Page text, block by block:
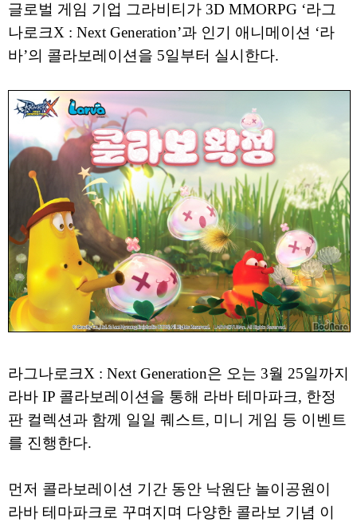
글로벌 게임 기업 그라비티가 3D MMORPG ‘라그
나로크X : Next Generation’과 인기 애니메이션 ‘라
바’의 콜라보레이션을 5일부터 실시한다.
라그나로크X : Next Generation은 오는 3월 25일까지
라바 IP 콜라보레이션을 통해 라바 테마파크, 한정
판 컬렉션과 함께 일일 퀘스트, 미니 게임 등 이벤트
를 진행한다.
먼저 콜라보레이션 기간 동안 낙원단 놀이공원이
라바 테마파크로 꾸며지며 다양한 콜라보 기념 이